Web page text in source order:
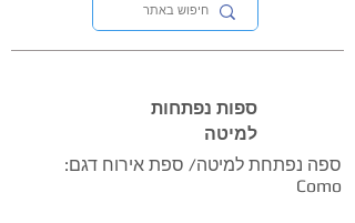
ספות נפתחות
למיטה
ספה נפתחת למיטה/ ספת אירוח דגם:
Como